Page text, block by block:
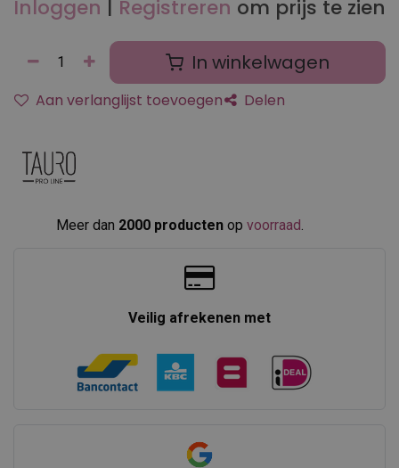
Inloggen | Registreren om prijs te zien
In winkelwagen
Aan verlanglijst toevoegen Delen
Meer dan 2000 producten op voorraad
Veilig afrekenen met